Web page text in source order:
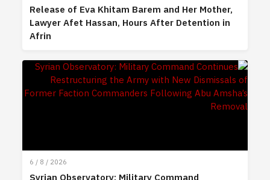
Release of Eva Khitam Barem and Her Mother,
Lawyer Afet Hassan, Hours After Detention in
Afrin
6 / 8 / 2026